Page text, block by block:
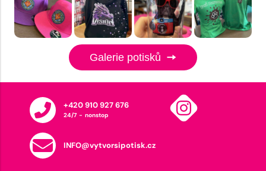
Galerie potisků
+420 910 927 676
24/7 - nonstop
INFO@vytvorsipotisk.cz